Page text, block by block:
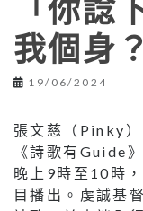
「你諗
我個身
19/06/2024
張文慈（Pinky
《詩歌有Guide
晚上9時至10時
目播出。虔誠基